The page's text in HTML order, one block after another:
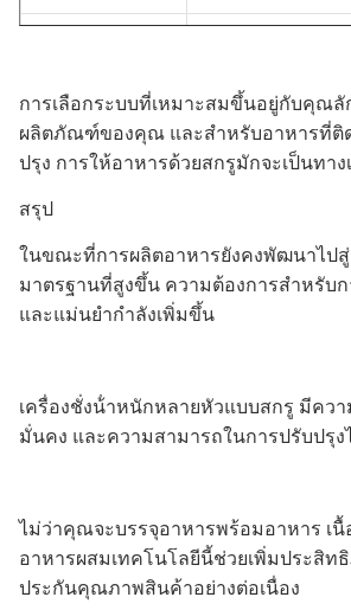
การเลือกระบบที่เหมาะสมขึ้นอยู่กับคุณ
ผลิตภัณฑ์ของคุณ และสําหรับอาหารที่ติ
ปรุง การให้อาหารด้วยสกรูมักจะเป็นทาง
สรุป
ในขณะที่การผลิตอาหารยังคงพัฒนาไป
มาตรฐานที่สูงขึ้น ความต้องการสําหรับ
และแม่นยํากําลังเพิ่มขึ้น
เครื่องชั่งน้ําหนักหลายหัวแบบสกรู มีคว
มั่นคง และความสามารถในการปรับปรุง
ไม่ว่าคุณจะบรรจุอาหารพร้อมอาหาร เ
อาหารผสมเทคโนโลยีนี้ช่วยเพิ่มประสิท
ประกันคุณภาพสินค้าอย่างต่อเนื่อง